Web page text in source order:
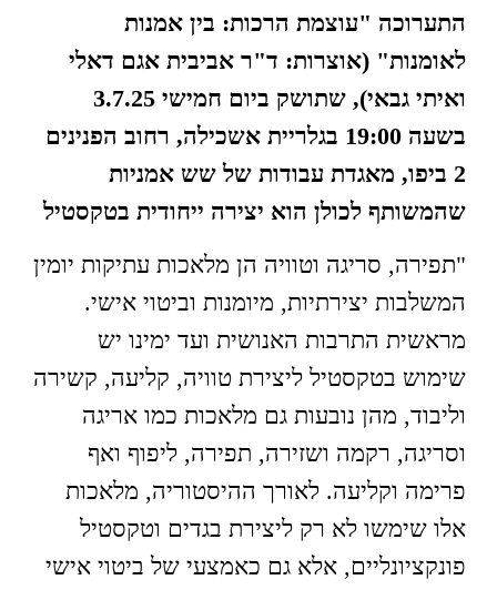
התערוכה "עוצמת הרכות: בין אמנות
לאומנות" (אוצרות: ד"ר אביבית אגם דאלי
ואיתי גבאי), שתושק ביום חמישי 3.7.25
בשעה 19:00 בגלריית אשכילה, רחוב הפנינים
2 ביפו, מאגדת עבודות של שש אמניות
שהמשותף לכולן הוא יצירה ייחודית בטקסטיל
"תפירה, סריגה וטוויה הן מלאכות עתיקות יומין
המשלבות יצירתיות, מיומנות וביטוי אישי.
מראשית התרבות האנושית ועד ימינו יש
שימוש בטקסטיל ליצירת טוויה, קליעה, קשירה
וליבוד, מהן נובעות גם מלאכות כמו אריגה
וסריגה, רקמה ושזירה, תפירה, ליפוף ואף
פרימה וקליעה. לאורך ההיסטוריה, מלאכות
אלו שימשו לא רק ליצירת בגדים וטקסטיל
פונקציונליים, אלא גם כאמצעי של ביטוי אישי